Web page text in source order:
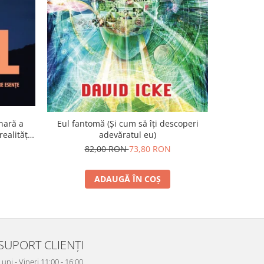
a
Eul fantomă (Și cum să îți descoperi
adevăratul eu)
82,00 RON73,80 RON
ADAUGĂ ÎN COȘ
CLIENȚI
- Vineri 11:00 - 16:00